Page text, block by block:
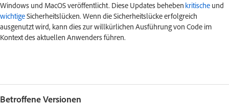
Windows und MacOS veröffentlicht. Diese Updates beheben kritische und
wichtigeSicherheitslücken. Wenn die Sicherheitslücke erfolgreich
ausgenutzt wird, kann dies zur willkürlichen Ausführung von Code im
Kontext des aktuellen Anwenders führen.
Betroffene Versionen